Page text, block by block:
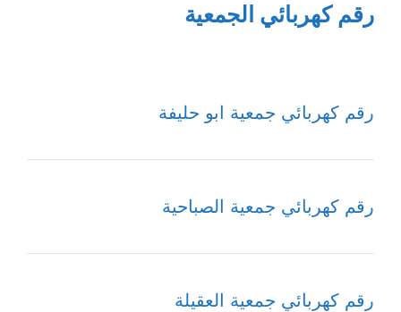
رقم كهربائي الجمعية
رقم كهربائي جمعية ابو حليفة
رقم كهربائي جمعية الصباحية
رقم كهربائي جمعية العقيلة